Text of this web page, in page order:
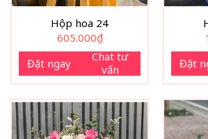
Hộp hoa 24
605.000₫
Đặt ngay
Chat tư
vấn
Đặt